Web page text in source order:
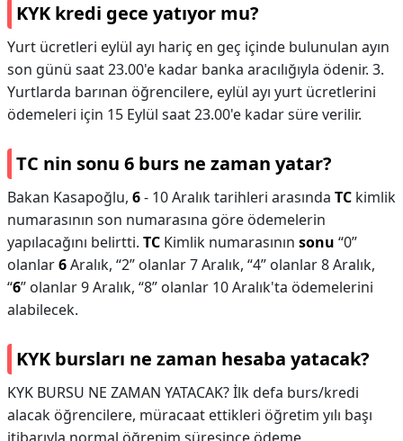
KYK kredi gece yatıyor mu?
Yurt ücretleri eylül ayı hariç en geç içinde bulunulan ayın
son günü saat 23.00'e kadar banka aracılığıyla ödenir. 3.
Yurtlarda barınan öğrencilere, eylül ayı yurt ücretlerini
ödemeleri için 15 Eylül saat 23.00'e kadar süre verilir.
TC nin sonu 6 burs ne zaman yatar?
Bakan Kasapoğlu, 6- 10 Aralık tarihleri arasında TC kimlik
numarasının son numarasına göre ödemelerin
yapılacağını belirtti. TC Kimlik numarasının sonu “0”
olanlar6Aralık, “2” olanlar 7 Aralık, “4” olanlar 8 Aralık,
“6” olanlar 9 Aralık, “8” olanlar 10 Aralık'ta ödemelerini
alabilecek.
KYK bursları ne zaman hesaba yatacak?
KYK BURSU NE ZAMAN YATACAK? İlk defa burs/kredi
alacak öğrencilere, müracaat ettikleri öğretim yılı başı